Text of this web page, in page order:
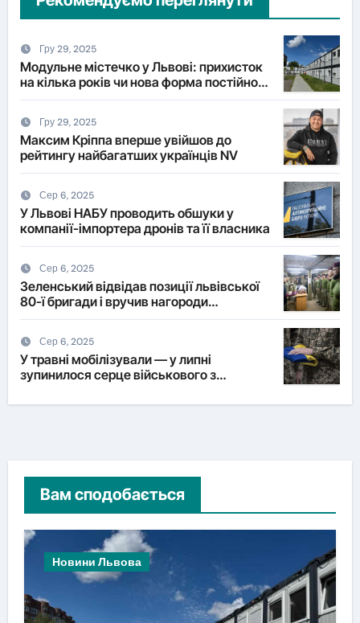
Гру 29, 2025
Модульне містечко у Львові: прихисток
на кілька років чи нова форма постійного
житла?
Гру 29, 2025
Максим Кріппа вперше увійшов до
рейтингу найбагатших українців NV
Сер 6, 2025
У Львові НАБУ проводить обшуки у
компанії-імпортера дронів та її власника
Сер 6, 2025
Зеленський відвідав позиції львівської
80-ї бригади і вручив нагороди
військовим
Сер 6, 2025
У травні мобілізували — у липні
зупинилося серце військового з
Вам сподобається
Новини Львова